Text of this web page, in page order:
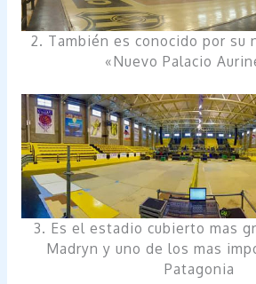
2. También es conocido por su
«Nuevo Palacio
3. Es el estadio cubierto mas
Madryn y uno de los mas
Patagonia